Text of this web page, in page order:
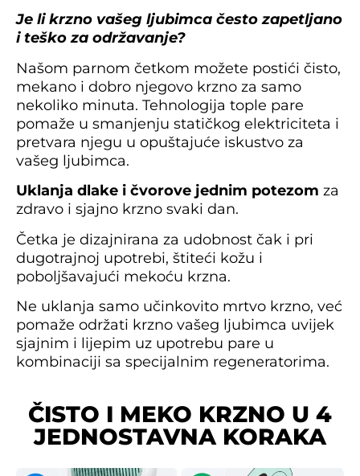
Je li krzno vašeg ljubimca često zapetljano
i teško za održavanje?
Našom parnom četkom možete postići čisto,
mekano i dobro njegovo krzno za samo
nekoliko minuta. Tehnologija tople pare
pomaže u smanjenju statičkog elektriciteta i
pretvara njegu u opuštajuće iskustvo za
vašeg ljubimca.
Uklanja dlake i čvorove jednim potezom za
zdravo i sjajno krzno svaki dan.
Četka je dizajnirana za udobnost čak i pri
dugotrajnoj upotrebi, štiteći kožu i
poboljšavajući mekoću krzna.
Ne uklanja samo učinkovito mrtvo krzno, već
pomaže održati krzno vašeg ljubimca uvijek
sjajnim i lijepim uz upotrebu pare u
kombinaciji sa specijalnim regeneratorima.
ČISTO I MEKO KRZNO U 4
JEDNOSTAVNA KORAKA